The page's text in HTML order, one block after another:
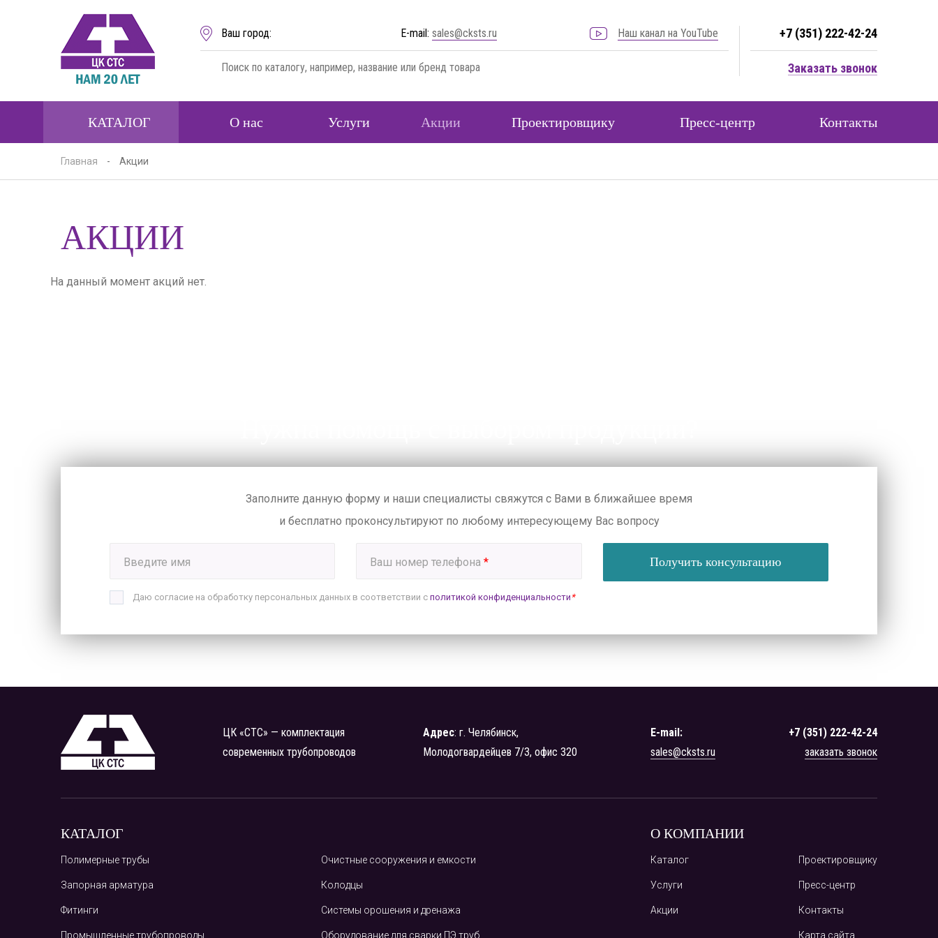
Ваш город: E-mail: sales@cksts.ru Наш канал на YouTube +7 (351) 222-42-24
Заказать звонок
КАТАЛОГ О нас Услуги Акции Проектировщику Пресс-центр Контакты
Главная - Акции
АКЦИИ
На данный момент акций нет.
Заполните данную форму и наши специалисты свяжутся с Вами в ближайшее время
и бесплатно проконсультируют по любому интересующему Вас вопросу
Введите имя Ваш номер телефона* Получить консультацию
Даю согласие на обработку персональных данных в соответствии с политикой конфиденциальности *
ЦК «СТС» — комплектация
современных трубопроводов
Адрес: г. Челябинск,
Молодогвардейцев 7/3, офис 320
E-mail:
sales@cksts.ru
+7 (351) 222-42-24
заказать звонок
КАТАЛОГ
Полимерные трубы
Запорная арматура
Фитинги
Промышленные трубопроводы
Очистные сооружения и емкости
Колодцы
Системы орошения и дренажа
Оборудование для сварки ПЭ труб
О КОМПАНИИ
Каталог
Услуги
Акции
Проектировщику
Пресс-центр
Контакты
Карта сайта